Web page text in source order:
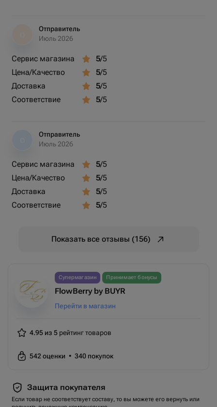
Отправитель
Июль 2026
Сервис магазина 5/5
Цена/Качество
5/5
Доставка
5/5
Соответствие
5/5
Отправитель
Июль 2026
Сервис магазина 5/5
Цена/Качество
5/5
Доставка
5/5
Соответствие
5/5
Показать все отзывы (156)
Супермагазин Принимает бонусы
FlowBerry by BUYR
Перейти в магазин
4.95 из 5 рейтинг товаров
542 оценки • 340 покупок
Защита покупателя
Если товар не соответствует составу, то вы можете его вернуть или